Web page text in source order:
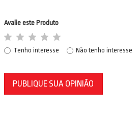
Avalie este Produto
Tenho interesse Não tenho interesse
PUBLIQUE SUA OPINIÃO